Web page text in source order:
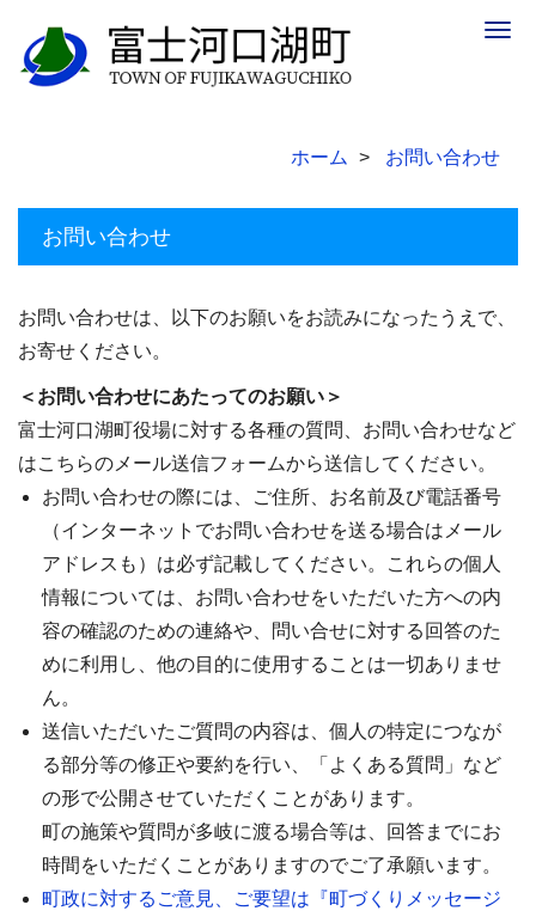
ホーム お問い合わせ
お問い合わせ
お問い合わせは、以下のお願いをお読みになったうえで、
お寄せください。
＜お問い合わせにあたってのお願い＞
富士河口湖町役場に対する各種の質問、お問い合わせなど
はこちらのメール送信フォームから送信してください。
お問い合わせの際には、ご住所、お名前及び電話番号
（インターネットでお問い合わせを送る場合はメール
アドレスも）は必ず記載してください。これらの個人
情報については、お問い合わせをいただいた方への内
容の確認のための連絡や、問い合せに対する回答のた
めに利用し、他の目的に使用することは一切ありませ
ん。
送信いただいたご質問の内容は、個人の特定につなが
る部分等の修正や要約を行い、「よくある質問」など
の形で公開させていただくことがあります。
町の施策や質問が多岐に渡る場合等は、回答までにお
時間をいただくことがありますのでご了承願います。
町政に対するご意見、ご要望は『町づくりメッセージ